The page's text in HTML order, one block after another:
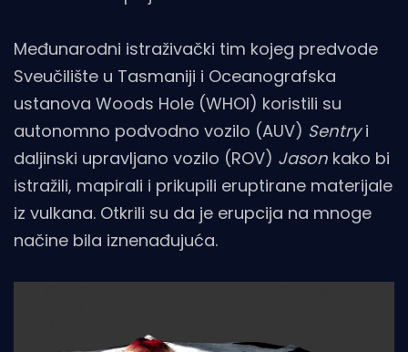
Međunarodni istraživački tim kojeg predvode
Sveučilište u Tasmaniji i Oceanografska
ustanova Woods Hole (WHOI) koristili su
autonomno podvodno vozilo (AUV) Sentryi
daljinski upravljano vozilo (ROV) Jason kako bi
istražili, mapirali i prikupili eruptirane materijale
iz vulkana. Otkrili su da je erupcija na mnoge
načine bila iznenađujuća.